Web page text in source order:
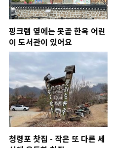
핑크랩 옆에는 못골 한옥 어린
이 도서관이 있어요
청령포 찻집 - 작은 또 다른 세